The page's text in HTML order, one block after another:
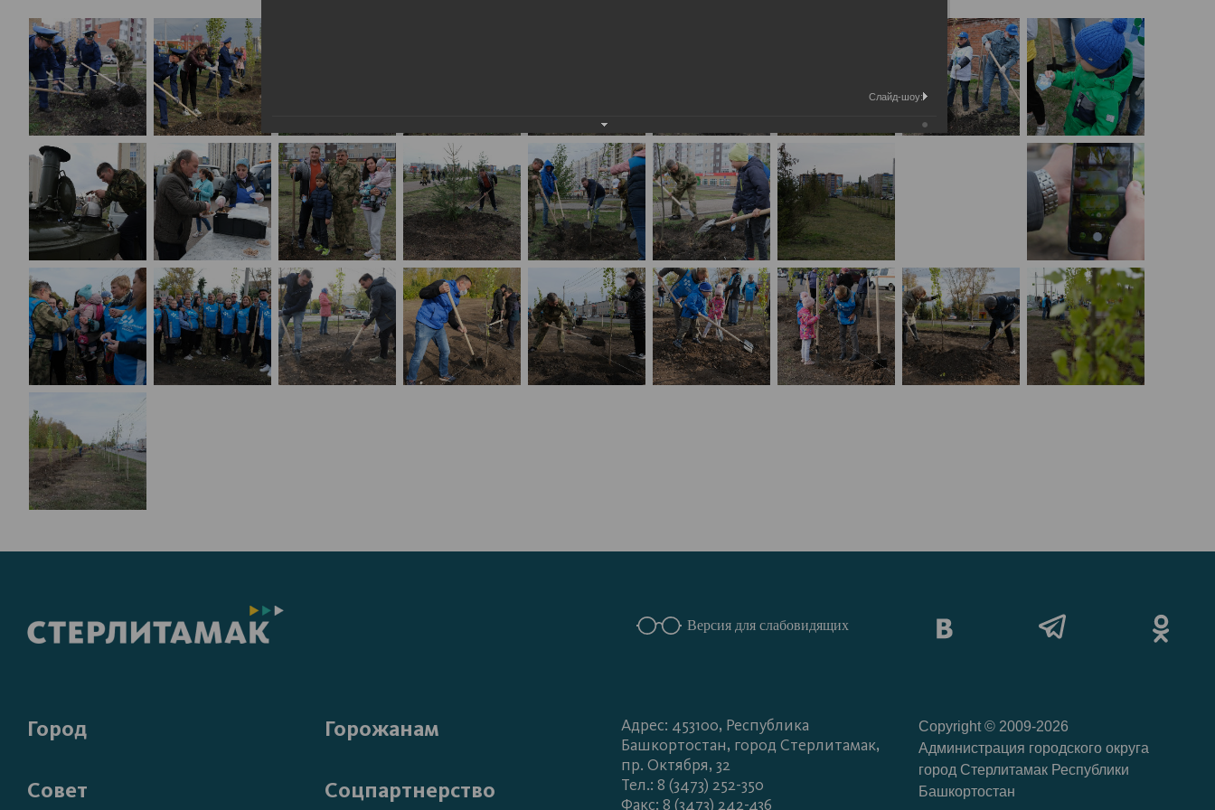
Версия для слабовидящих
Город
Совет
Горожанам
Соцпартнерство
Адрес: 453100, Республика
Башкортостан, город Стерлитамак,
пр. Октября, 32
Тел.: 8 (3473) 252-350
Факс: 8 (3473) 242-436
Copyright © 2009-2026
Администрация городского округа
город Стерлитамак Республики
Башкортостан
Слайд-шоу: